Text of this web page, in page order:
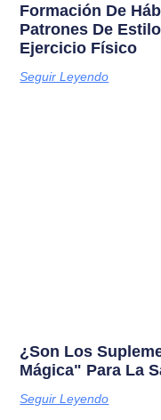
Formación De
Patrones De
Ejercicio Físico
Seguir Leyendo
¿Son Los
Mágica" Para La
Seguir Leyendo